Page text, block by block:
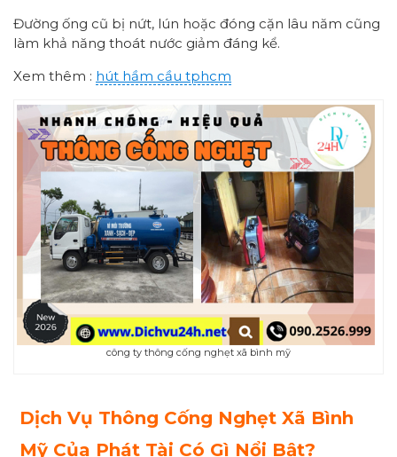
Đường ống cũ bị nứt, lún hoặc đóng cặn lâu năm cũng
làm khả năng thoát nước giảm đáng kể.
Xem thêm : hút hầm cầu tphcm
công ty thông cống nghẹt xã bình mỹ
Dịch Vụ Thông Cống Nghẹt Xã Bình
Mỹ Của Phát Tài Có Gì Nổi Bật?